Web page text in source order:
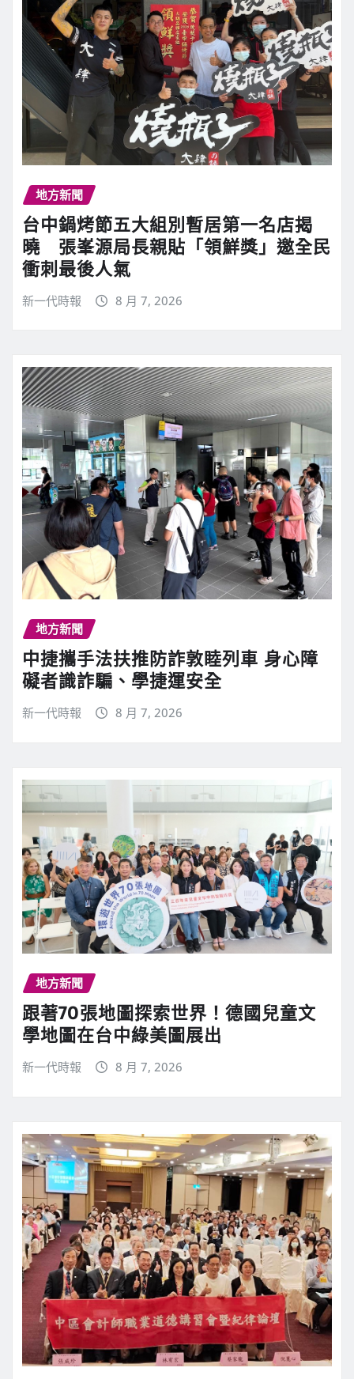
地方新聞
台中鍋烤節五大組別暫居第一名店揭
曉 張峯源局長親貼「領鮮獎」邀全民
衝刺最後人氣
新一代時報 8 月 7, 2026
地方新聞
中捷攜手法扶推防詐敦睦列車 身心障
礙者識詐騙、學捷運安全
新一代時報 8 月 7, 2026
地方新聞
跟著70張地圖探索世界！德國兒童文
學地圖在台中綠美圖展出
新一代時報 8 月 7, 2026